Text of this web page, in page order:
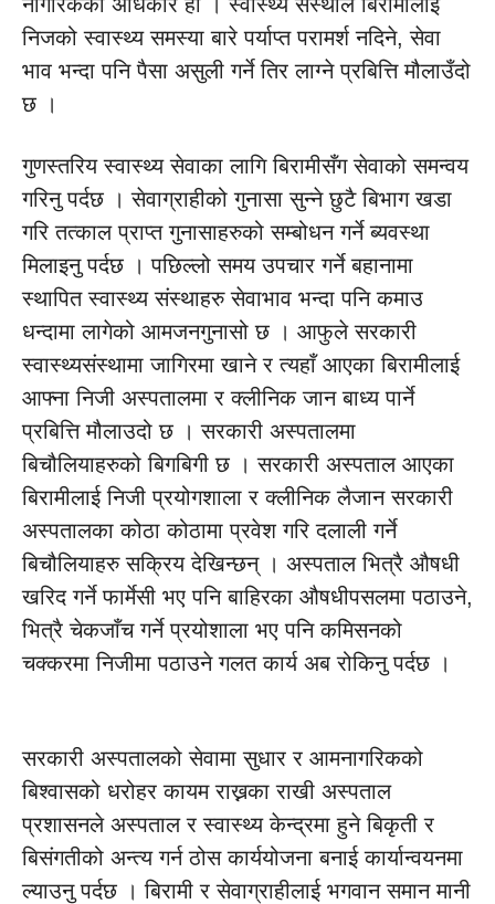
निजको स्वास्थ्य समस्या बारे पर्याप्त परामर्श नदिने, सेवा
भाव भन्दा पनि पैसा असुली गर्ने तिर लाग्ने प्रबित्ति मौलाउँदो
छ ।
गुणस्तरिय स्वास्थ्य सेवाका लागि बिरामीसँग सेवाको समन्वय
गरिनु पर्दछ । सेवाग्राहीको गुनासा सुन्ने छुटै बिभाग खडा
गरि तत्काल प्राप्त गुनासाहरुको सम्बोधन गर्ने ब्यवस्था
मिलाइनु पर्दछ । पछिल्लो समय उपचार गर्ने बहानामा
स्थापित स्वास्थ्य संस्थाहरु सेवाभाव भन्दा पनि कमाउ
धन्दामा लागेको आमजनगुनासो छ । आफुले सरकारी
स्वास्थ्यसंस्थामा जागिरमा खाने र त्यहाँ आएका बिरामीलाई
आफ्ना निजी अस्पतालमा र क्लीनिक जान बाध्य पार्ने
प्रबित्ति मौलाउदो छ । सरकारी अस्पतालमा
बिचौलियाहरुको बिगबिगी छ । सरकारी अस्पताल आएका
बिरामीलाई निजी प्रयोगशाला र क्लीनिक लैजान सरकारी
अस्पतालका कोठा कोठामा प्रवेश गरि दलाली गर्ने
बिचौलियाहरु सक्रिय देखिन्छन् । अस्पताल भित्रै औषधी
खरिद गर्ने फार्मेसी भए पनि बाहिरका औषधीपसलमा पठाउने,
भित्रै चेकजाँच गर्ने प्रयोशाला भए पनि कमिसनको
चक्करमा निजीमा पठाउने गलत कार्य अब रोकिनु पर्दछ ।
सरकारी अस्पतालको सेवामा सुधार र आमनागरिकको
बिश्वासको धरोहर कायम राख्नका राखी अस्पताल
प्रशासनले अस्पताल र स्वास्थ्य केन्द्रमा हुने बिकृती र
बिसंगतीको अन्त्य गर्न ठोस कार्ययोजना बनाई कार्यान्वयनमा
ल्याउनु पर्दछ । बिरामी र सेवाग्राहीलाई भगवान समान मानी